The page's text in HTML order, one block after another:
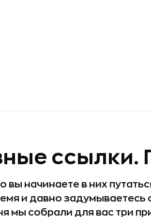
ссылки.
вы начинаете в них
и давно задумываетесь
мы собрали для вас три